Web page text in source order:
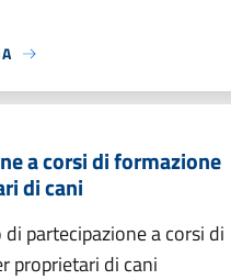
a corsi di formazione
di cani
partecipazione a corsi di
proprietari di cani